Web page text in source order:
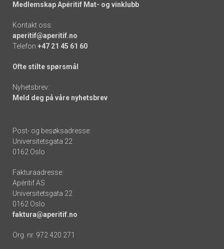
Medlemskap Apéritif Mat- og vinklubb
Kontakt oss:
aperitif@aperitif.no
Telefon +47 21 45 61 60
Ofte stilte spørsmål
Nyhetsbrev:
Meld deg på våre nyhetsbrev
Post- og besøksadresse:
Universitetsgata 22
0162 Oslo
Fakturaadresse:
Apéritif AS
Universitetsgata 22
0162 Oslo
faktura@aperitif.no
Org. nr. 972 420 271